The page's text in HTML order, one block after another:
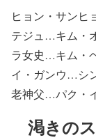
ヒョン・サン
テジュ…キム
ラ女史…キ
イ・ガンウ…
老神父…パク
渇きの